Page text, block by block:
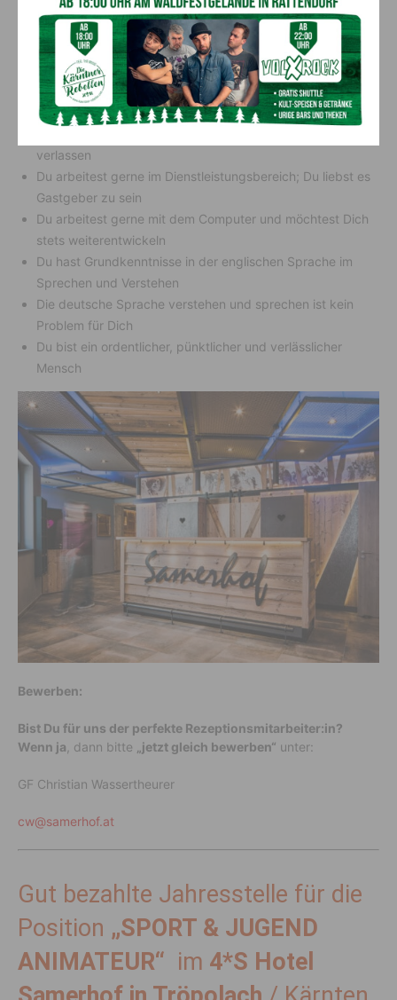
Erstellen von Gästeinformationen (Kinder-,
Ausflugsprogramme); Ausgabe & Verbuchen von Tickets;
Entgegennahme von Gästewünschen
Was erwarten wir:
verlassen
Du arbeitest gerne im Dienstleistungsbereich; Du liebst es
Gastgeber zu sein
Du arbeitest gerne mit dem Computer und möchtest Dich
stets weiterentwickeln
Du hast Grundkenntnisse in der englischen Sprache im
Sprechen und Verstehen
Die deutsche Sprache verstehen und sprechen ist kein
Problem für Dich
Du bist ein ordentlicher, pünktlicher und verlässlicher
Mensch
Bewerben:
Bist Du für uns der perfekte Rezeptionsmitarbeiter:in?
Wenn ja , dann bitte „jetzt gleich bewerben“ unter:
GF Christian Wassertheurer
cw@samerhof.at
Gut bezahlte Jahresstelle für die
Position „SPORT & JUGEND
ANIMATEUR“ im 4*S Hotel